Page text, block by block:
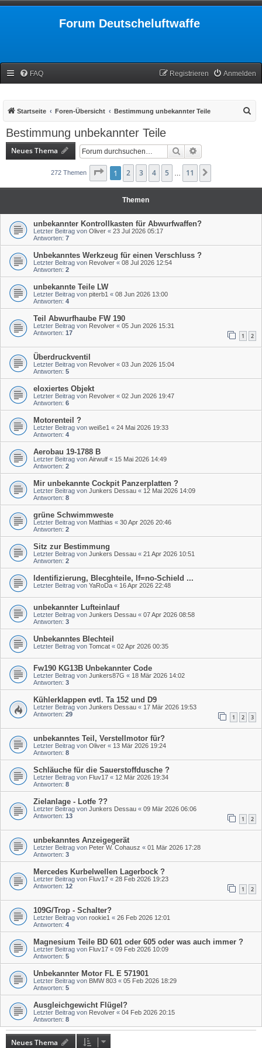
Forum Deutscheluftwaffe
FAQ Anmelden
Registrieren
Startseite Foren-Übersicht Bestimmung unbekannter Teile
Bestimmung unbekannter Teile
Neues Thema Suche
272 Themen Seite 1von11
1 2 3 4 5 11
Themen
unbekannter Kontrollkasten für Abwurfwaffen?
Letzter Beitrag von Oliver « 23 Jul 2026 05:17
Antworten: 7
Unbekanntes Werkzeug für einen Verschluss ?
Letzter Beitrag von Revolver « 08 Jul 2026 12:54
Antworten: 2
unbekannte Teile LW
Letzter Beitrag von piterb1 « 08 Jun 2026 13:00
Antworten: 4
Teil Abwurfhaube FW 190
Letzter Beitrag von Revolver « 05 Jun 2026 15:31
Antworten: 17 1 2
Überdruckventil
Letzter Beitrag von Revolver « 03 Jun 2026 15:04
Antworten: 5
eloxiertes Objekt
Letzter Beitrag von Revolver « 02 Jun 2026 19:47
Antworten: 6
Motorenteil ?
Letzter Beitrag von weiße1 « 24 Mai 2026 19:33
Antworten: 4
Aerobau 19-1788 B
Letzter Beitrag von Airwulf « 15 Mai 2026 14:49
Antworten: 2
Mir unbekannte Cockpit Panzerplatten ?
Letzter Beitrag von Junkers Dessau « 12 Mai 2026 14:09
Antworten: 8
grüne Schwimmweste
Letzter Beitrag von Matthias « 30 Apr 2026 20:46
Antworten: 2
Sitz zur Bestimmung
Letzter Beitrag von Junkers Dessau « 21 Apr 2026 10:51
Antworten: 2
Identifizierung, Blecghteile, If=no-Schield ...
Letzter Beitrag von YaRoDa « 16 Apr 2026 22:48
unbekannter Lufteinlauf
Letzter Beitrag von Junkers Dessau « 07 Apr 2026 08:58
Antworten: 3
Unbekanntes Blechteil
Letzter Beitrag von Tomcat « 02 Apr 2026 00:35
Fw190 KG13B Unbekannter Code
Letzter Beitrag von Junkers87G « 18 Mär 2026 14:02
Antworten: 3
Kühlerklappen evtl. Ta 152 und D9
Letzter Beitrag von Junkers Dessau « 17 Mär 2026 19:53
Antworten: 29 1 2 3
unbekanntes Teil, Verstellmotor für?
Letzter Beitrag von Oliver « 13 Mär 2026 19:24
Antworten: 8
Schläuche für die Sauerstoffdusche ?
Letzter Beitrag von Fluv17 « 12 Mär 2026 19:34
Antworten: 8
Zielanlage - Lotfe ??
Letzter Beitrag von Junkers Dessau « 09 Mär 2026 06:06
Antworten: 13 1 2
unbekanntes Anzeigegerät
Letzter Beitrag von Peter W. Cohausz « 01 Mär 2026 17:28
Antworten: 3
Mercedes Kurbelwellen Lagerbock ?
Letzter Beitrag von Fluv17 « 28 Feb 2026 19:23
Antworten: 12 1 2
109G/Trop - Schalter?
Letzter Beitrag von rookie1 « 26 Feb 2026 12:01
Antworten: 4
Magnesium Teile BD 601 oder 605 oder was auch immer ?
Letzter Beitrag von Fluv17 « 09 Feb 2026 10:09
Antworten: 5
Unbekannter Motor FL E 571901
Letzter Beitrag von BMW 803 « 05 Feb 2026 18:29
Antworten: 5
Ausgleichgewicht Flügel?
Letzter Beitrag von Revolver « 04 Feb 2026 20:15
Antworten: 8
Neues Thema